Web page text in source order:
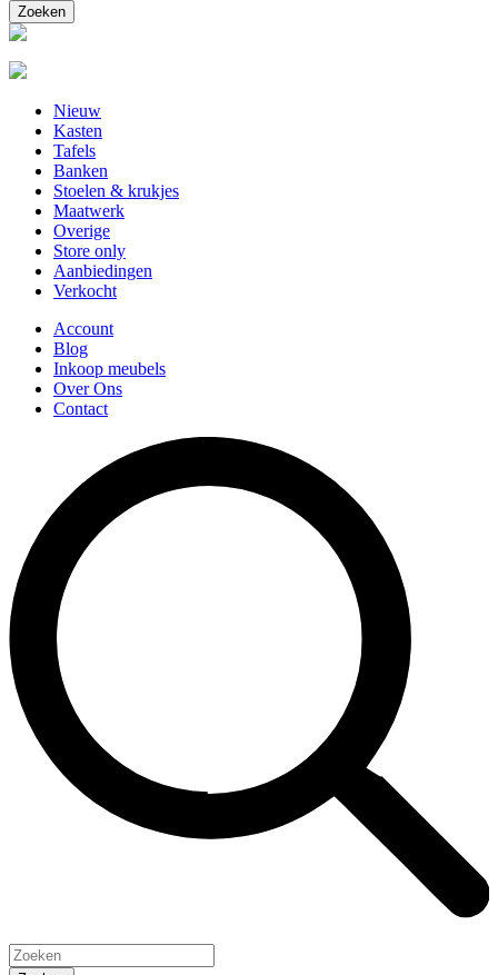
Nieuw
Kasten
Tafels
Banken
Stoelen & krukjes
Maatwerk
Overige
Store only
Aanbiedingen
Verkocht
Account
Blog
Inkoop meubels
Over Ons
Contact